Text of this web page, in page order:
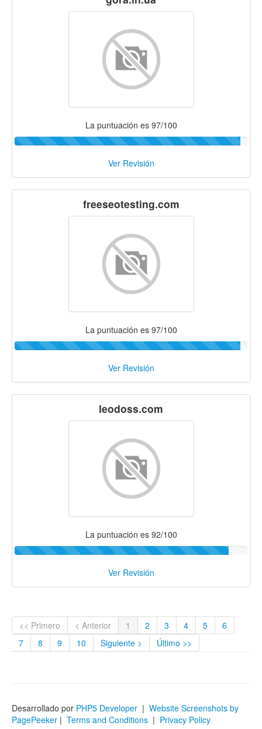
La puntuación es 97/100
Ver Revisión
freeseotesting.com
La puntuación es 97/100
Ver Revisión
leodoss.com
La puntuación es 92/100
Ver Revisión
<< Primero < Anterior 1 2 3 4 5
6
7
8 9 10 Siguiente > Último >>
Desarrollado por PHP5 Developer | Website Screenshots by
PagePeeker | Terms and Conditions | Privacy Policy